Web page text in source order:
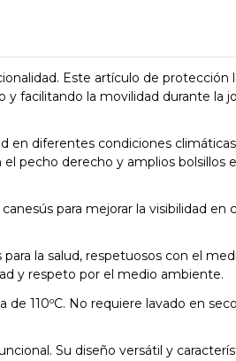
Este artículo de protección
facilitando la movilidad durante la
en diferentes condiciones
pecho derecho y amplios bolsillos
para mejorar la visibilidad en
la salud, respetuosos con el
y respeto por el medio ambiente.
110ºC. No requiere lavado en
Su diseño versátil y